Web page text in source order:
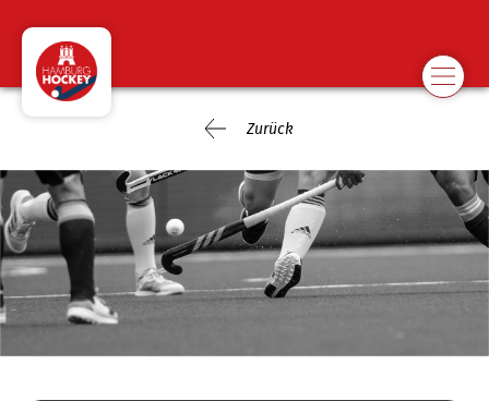
Zurück